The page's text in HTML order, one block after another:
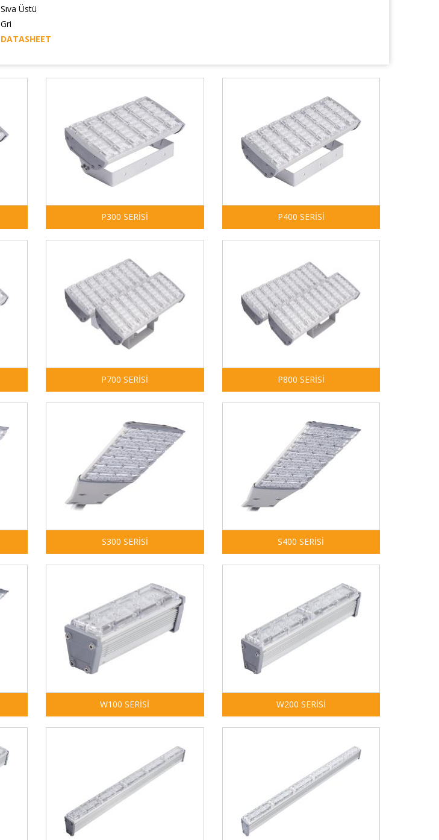
Sıva Üstü
Gri
DATASHEET
P300 SERİSİ P400 SERİSİ
P700 SERİSİ P800 SERİSİ
S300 SERİSİ S400 SERİSİ
W100 SERİSİ W200 SERİSİ